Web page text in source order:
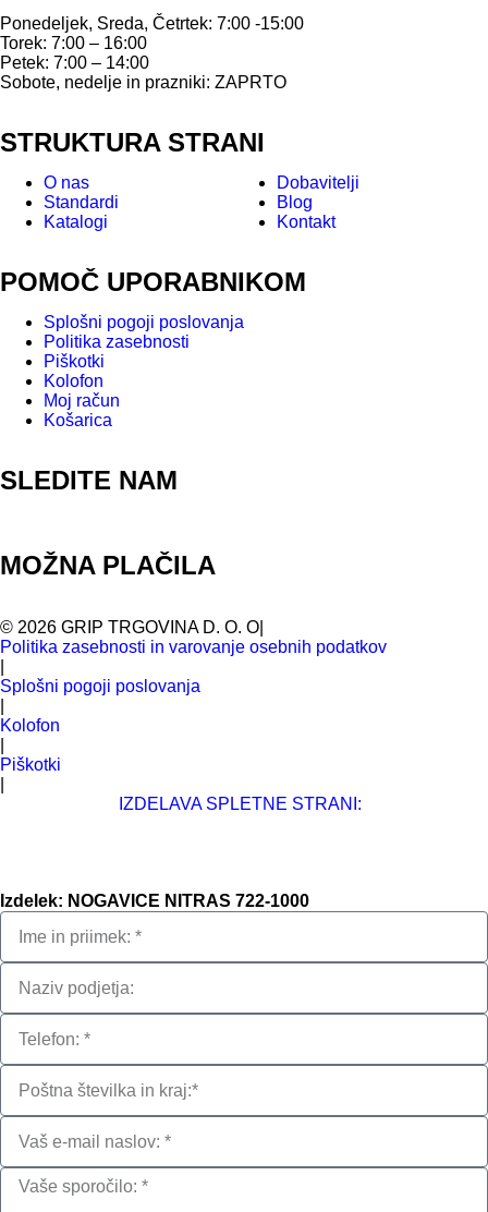
Ponedeljek, Sreda, Četrtek: 7:00 -15:00
Torek: 7:00 – 16:00
Petek: 7:00 – 14:00
Sobote, nedelje in prazniki: ZAPRTO
STRUKTURA STRANI
O nas
Standardi
Katalogi
Dobavitelji
Blog
Kontakt
POMOČ UPORABNIKOM
Splošni pogoji poslovanja
Politika zasebnosti
Piškotki
Kolofon
Moj račun
Košarica
SLEDITE NAM
MOŽNA PLAČILA
© 2026 GRIP TRGOVINA D. O. O
Politika zasebnosti in varovanje osebnih podatkov
Splošni pogoji poslovanja
Kolofon
Piškotki
IZDELAVA SPLETNE STRANI:
Izdelek: NOGAVICE NITRAS 722-1000